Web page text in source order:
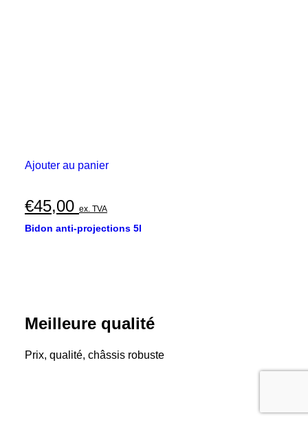
Ajouter au panier
€45,00 ex. TVA
Bidon anti-projections 5l
Meilleure qualité
Prix, qualité, châssis robuste